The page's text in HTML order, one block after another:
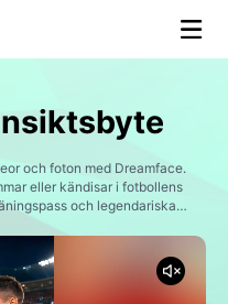
och foton med Dreamface.
eller kändisar i fotbollens
och legendariska
Instagram Reels YouTube
fans.